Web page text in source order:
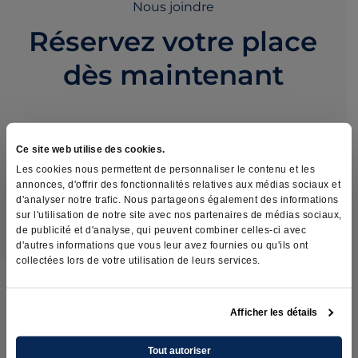
Ce site web utilise des cookies.
Les cookies nous permettent de personnaliser le contenu et les
annonces, d'offrir des fonctionnalités relatives aux médias sociaux et
d'analyser notre trafic. Nous partageons également des informations
sur l'utilisation de notre site avec nos partenaires de médias sociaux,
de publicité et d'analyse, qui peuvent combiner celles-ci avec
d'autres informations que vous leur avez fournies ou qu'ils ont
collectées lors de votre utilisation de leurs services.
Afficher les détails
Tout autoriser
Nous joindre
Réservez votre place
dès maintenant
1 844 URO-ALLO